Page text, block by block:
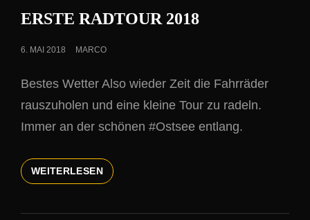
ERSTE RADTOUR 2018
POSTED
6. MAI 2018 MARCO
Bestes Wetter Also wieder Zeit die Fahrräder
rauszuholen und eine kleine Tour zu radeln.
Immer an der schönen #Ostsee entlang.
WEITERLESENERSTE
RADTOUR